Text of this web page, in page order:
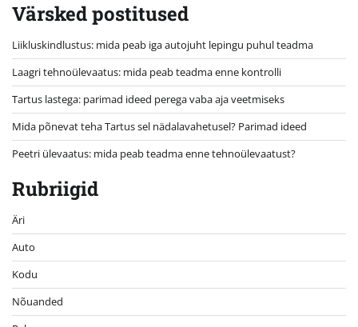
Värsked postitused
Liikluskindlustus: mida peab iga autojuht lepingu puhul teadma
Laagri tehnoülevaatus: mida peab teadma enne kontrolli
Tartus lastega: parimad ideed perega vaba aja veetmiseks
Mida põnevat teha Tartus sel nädalavahetusel? Parimad ideed
Peetri ülevaatus: mida peab teadma enne tehnoülevaatust?
Rubriigid
Äri
Auto
Kodu
Nõuanded